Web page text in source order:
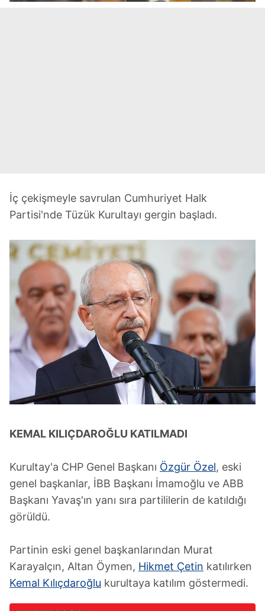
İç çekişmeyle savrulan Cumhuriyet Halk
Partisi'nde Tüzük Kurultayı gergin başladı.
KEMAL KILIÇDAROĞLU KATILMADI
Kurultay'a CHP Genel Başkanı Özgür Özel, eski
genel başkanlar, İBB Başkanı İmamoğlu ve ABB
Başkanı Yavaş'ın yanı sıra partililerin de katıldığı
görüldü.
Partinin eski genel başkanlarından Murat
Karayalçın, Altan Öymen, Hikmet Çetin katılırken
Kemal Kılıçdaroğlu kurultaya katılım göstermedi.